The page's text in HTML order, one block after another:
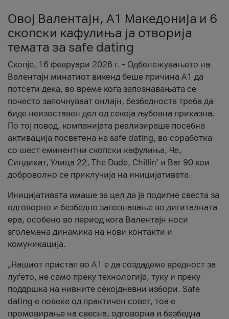
Овој Валентајн, A1 Македонија и 6
скопски кафулиња ја отворија
темата за safe dating
Скопје, 16 февруари 2026 г. – Одбележувањето на
Валентајн минатиот викенд беше причина А1 да
потсети дека, во време кога запознавањата се
почесто започнуваат онлајн, безбедноста треба да
биде неизоставен дел од секоја љубовна приказна.
По тој повод, компанијата реализираше посебна
активација посветена на safe dating, во соработка
со шест еминентни скопски кафулиња, Че,
Синдикат, Улица 22, The Dude, Chillin’ и Bar 90 кои
доброволно се приклучија на иницијативата.
Иницијативата имаше за цел да ја подигне свеста за
одговорно и безбедно запознавање во дигиталната
ера, особено во период кога Валентајн носи
зголемена динамика на нови контакти и
комуникација.
„Нашиот пристап во А1 е да создадеме вредност за
луѓето, не само преку технологија, туку и преку
поддршка на нивните секојдневни избори. Safe
dating е повеќе од практичен совет, тоа е
промовирање на свесна, одговорна и безбедна